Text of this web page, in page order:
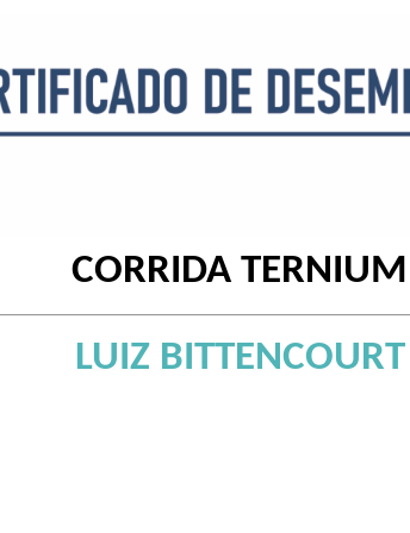
CORRIDA TERNIUM
LUIZ BITTENCOURT